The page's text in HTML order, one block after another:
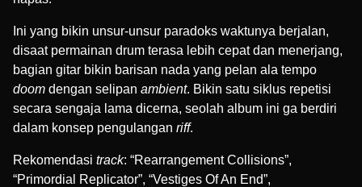
Ini yang bikin unsur-unsur paradoks waktunya berjalan,
disaat permainan drum terasa lebih cepat dan menerjang,
bagian gitar bikin barisan nada yang pelan ala tempo
doom dengan selipan ambient. Bikin satu siklus repetisi
secara sengaja lama dicerna, seolah album ini ga berdiri
dalam konsep pengulangan riff.
Rekomendasi track: “Rearrangement Collisions”,
“Primordial Replicator”, “Vestiges Of An End”,